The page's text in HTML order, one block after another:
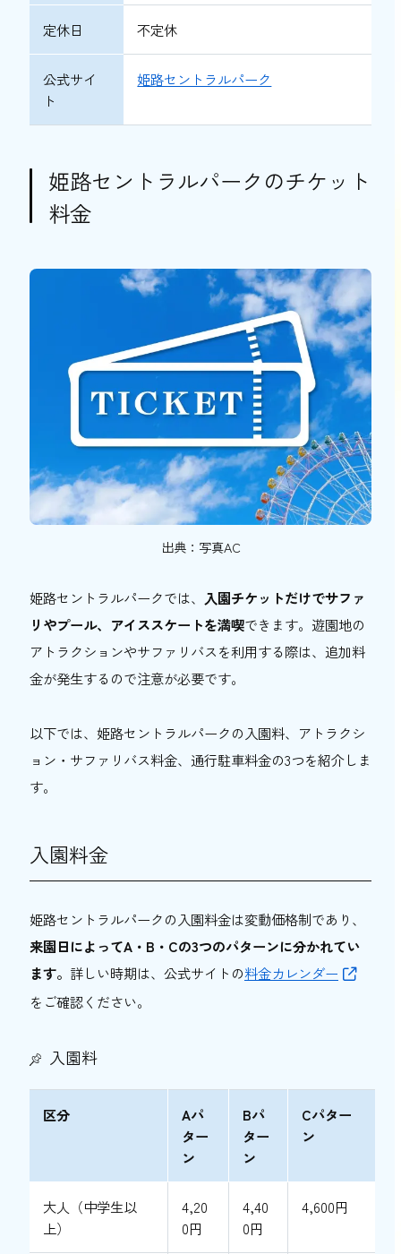
定休日 不定休
公式サイ
ト
姫路セントラルパーク
姫路セントラルパークのチケット
料金
出典：写真AC
姫路セントラルパークでは、 入園チケットだけでサファ
リやプール、アイススケートを満喫できます。遊園地の
アトラクションやサファリバスを利用する際は、追加料
金が発生するので注意が必要です。
以下では、姫路セントラルパークの入園料、アトラクシ
ョン・サファリバス料金、通行駐車料金の3つを紹介しま
す。
入園料金
姫路セントラルパークの入園料金は変動価格制であり、
来園日によってA・B・Cの3つのパターンに分かれてい
ます。 詳しい時期は、公式サイトの料金カレンダー
をご確認ください。
入園料
区分
Aパ
ター
ン
Bパ
ター
ン
Cパター
ン
大人（中学生以
上）
4,20
0円
4,40
0円
4,600円